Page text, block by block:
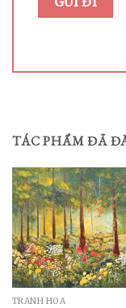
TÁC PHẨM ĐÃ
TRANH HOA